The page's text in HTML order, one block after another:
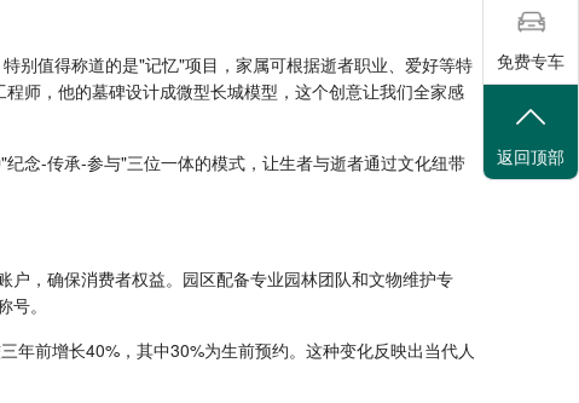
别值得称道的是"记忆"项目，家属可根据逝者职业、爱好等特
师，他的墓碑设计成微型长城模型，这个创意让我们全家感
念-传承-参与"三位一体的模式，让生者与逝者通过文化纽带
，确保消费者权益。园区配备专业园林团队和文物维护专
。
年前增长40%，其中30%为生前预约。这种变化反映出当代人
免费专车
返回顶部